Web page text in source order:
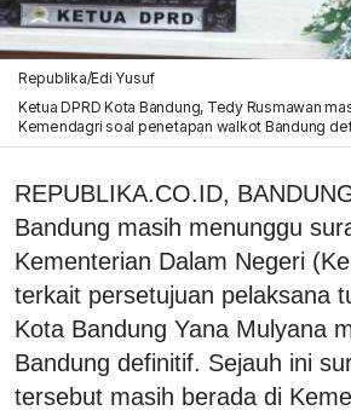
Republika/Edi Yusuf
Ketua DPRD Kota Bandung, Tedy Rusmawan
Kemendagri soal penetapan walkot Bandung
REPUBLIKA.CO.ID,
Bandung masih menunggu
Kementerian Dalam Negeri
terkait persetujuan pelaksana
Kota Bandung Yana Mulyana
Bandung definitif. Sejauh ini
tersebut masih berada di